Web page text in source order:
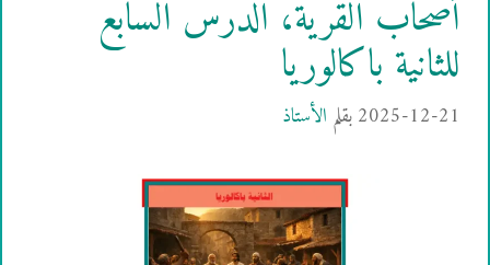
أصحاب القرية، الدرس السابع
للثانية باكالوريا
2025-12-21بقلم الأستاذ